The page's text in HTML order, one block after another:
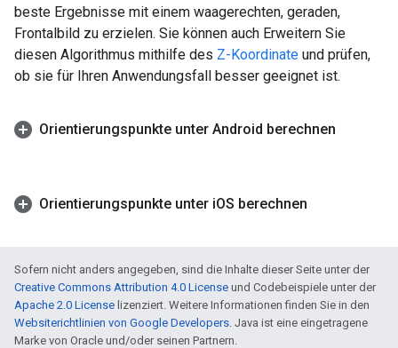
beste Ergebnisse mit einem waagerechten, geraden,
Frontalbild zu erzielen. Sie können auch Erweitern Sie
diesen Algorithmus mithilfe des Z-Koordinate und prüfen,
ob sie für Ihren Anwendungsfall besser geeignet ist.
Orientierungspunkte unter Android berechnen
Orientierungspunkte unter iOS berechnen
Sofern nicht anders angegeben, sind die Inhalte dieser Seite unter der
Creative Commons Attribution 4.0 License und Codebeispiele unter der
Apache 2.0 License lizenziert. Weitere Informationen finden Sie in den
Websiterichtlinien von Google Developers . Java ist eine eingetragene
Marke von Oracle und/oder seinen Partnern.